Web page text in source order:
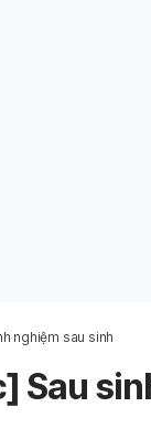
nghiệm sau sinh
Sau